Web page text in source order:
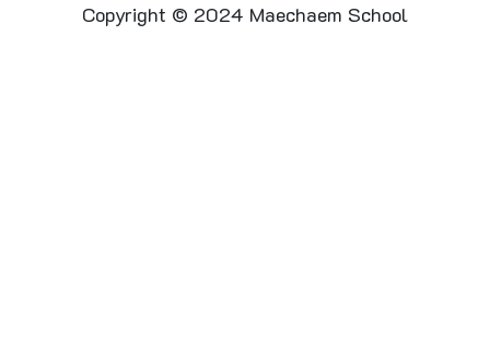
Copyright © 2024 Maechaem School